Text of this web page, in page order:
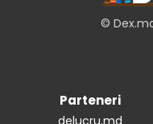
©
Parteneri
delucru.md